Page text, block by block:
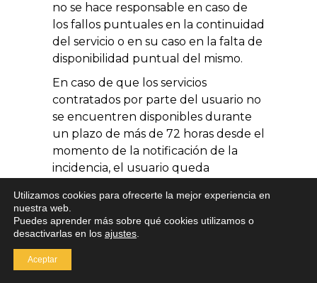
no se hace responsable en caso de
los fallos puntuales en la continuidad
del servicio o en su caso en la falta de
disponibilidad puntual del mismo.
En caso de que los servicios
contratados por parte del usuario no
se encuentren disponibles durante
un plazo de más de 72 horas desde el
momento de la notificación de la
incidencia, el usuario queda
rescisión del presente contrato y la
devolución de las cantidades
económicas correspondientes a los
servicios no disfrutados, que serán
debidamente reembolsadas a través
Utilizamos cookies para ofrecerte la mejor experiencia en
nuestra web.
Puedes aprender más sobre qué cookies utilizamos o
desactivarlas en los ajustes
Aceptar